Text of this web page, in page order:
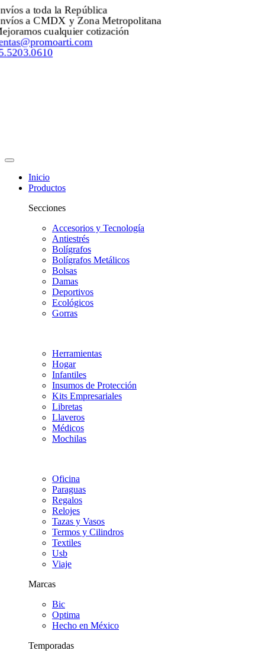
Envíos a toda la República
Envíos a CMDX y Zona Metropolitana
Mejoramos cualquier cotización
ventas@promoarti.com
55.5203.0610
Inicio
Productos
Secciones
Accesorios y Tecnología
Antiestrés
Bolígrafos
Bolígrafos Metálicos
Bolsas
Damas
Deportivos
Ecológicos
Gorras
Herramientas
Hogar
Infantiles
Insumos de Protección
Kits Empresariales
Libretas
Llaveros
Médicos
Mochilas
Oficina
Paraguas
Regalos
Relojes
Tazas y Vasos
Termos y Cilindros
Textiles
Usb
Viaje
Marcas
Bic
Optima
Hecho en México
Temporadas